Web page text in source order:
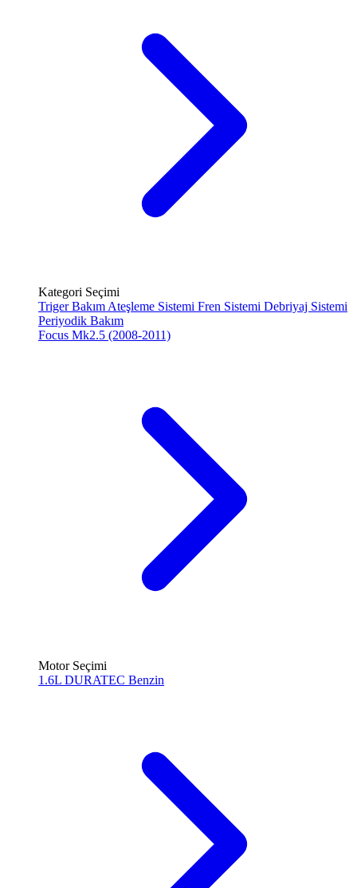
Kategori Seçimi
Triger Bakım Ateşleme Sistemi Fren Sistemi Debriyaj Sistemi
Periyodik Bakım
Focus Mk2.5 (2008-2011)
Motor Seçimi
1.6L DURATEC Benzin